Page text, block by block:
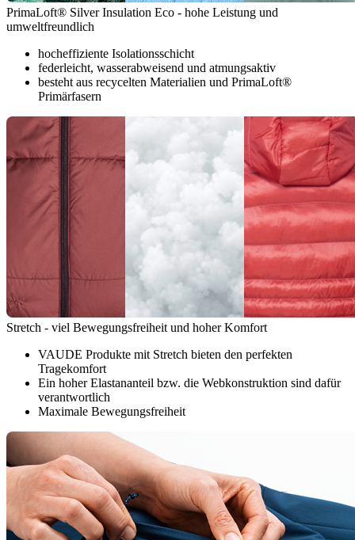
PrimaLoft® Silver Insulation Eco - hohe Leistung und
umweltfreundlich
hocheffiziente Isolationsschicht
federleicht, wasserabweisend und atmungsaktiv
besteht aus recycelten Materialien und PrimaLoft®
Primärfasern
Stretch - viel Bewegungsfreiheit und hoher Komfort
VAUDE Produkte mit Stretch bieten den perfekten
Tragekomfort
Ein hoher Elastananteil bzw. die Webkonstruktion sind dafür
verantwortlich
Maximale Bewegungsfreiheit